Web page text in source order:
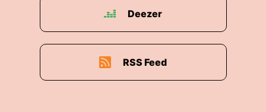
Deezer
RSS Feed